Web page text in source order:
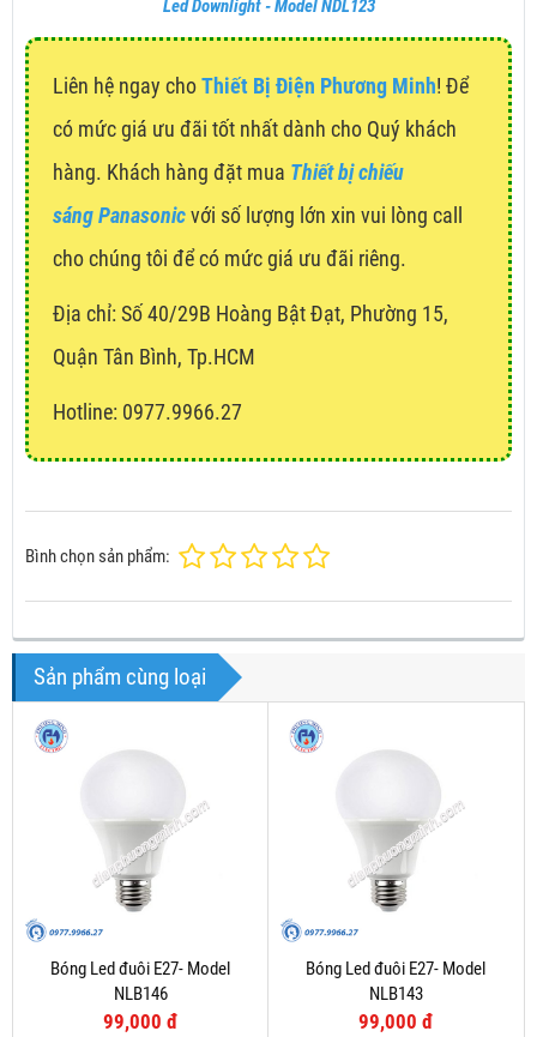
Led Downlight - Model NDL123
Liên hệ ngay choThiết Bị Điện Phương Minh! Để
có mức giá ưu đãi tốt nhất dành cho Quý khách
hàng. Khách hàng đặt mua Thiết bị chiếu
sáng Panasonicvới số lượng lớn xin vui lòng call
cho chúng tôi để có mức giá ưu đãi riêng.
Địa chỉ: Số 40/29B Hoàng Bật Đạt, Phường 15,
Quận Tân Bình, Tp.HCM
Hotline: 0977.9966.27
Bình chọn sản phẩm:
Sản phẩm cùng loại
Bóng Led đuôi E27- Model
NLB146
99,000 đ
Bóng Led đuôi E27- Model
NLB143
99,000 đ